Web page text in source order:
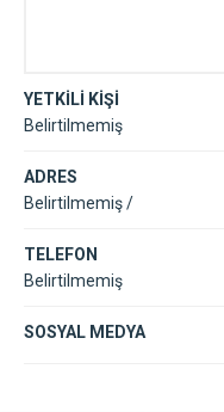
YETKİLİ KİŞİ
Belirtilmemiş
ADRES
Belirtilmemiş /
TELEFON
Belirtilmemiş
SOSYAL MEDYA